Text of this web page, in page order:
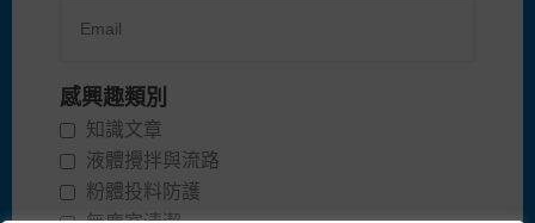
感興趣類別
知識文章
液體攪拌與流路
粉體投料防護